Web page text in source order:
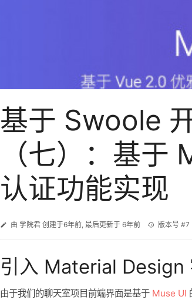
基于 Swoole
（七）：基于
认证功能实现
由 学院君 创建于6年前, 最后更新于 6年前 版本号 #7
引入 Material Design
由于我们的聊天室项目前端界面是基于 Muse UI